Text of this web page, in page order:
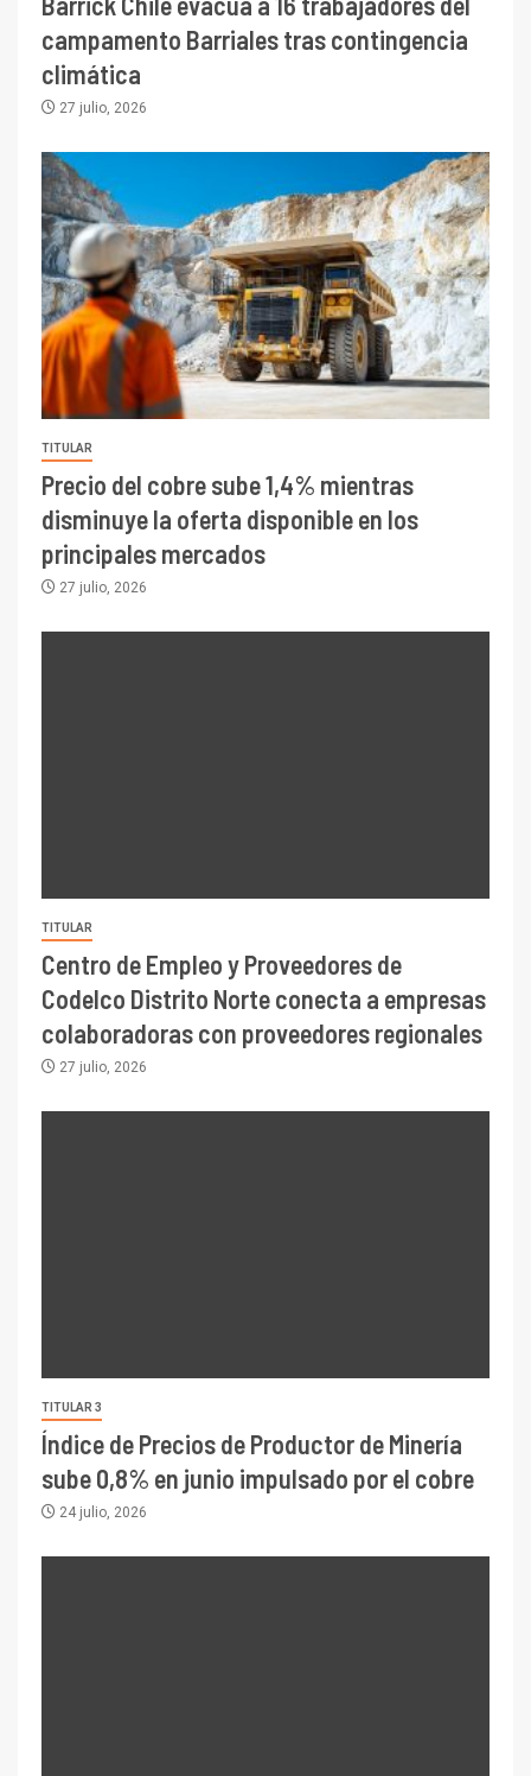
campamento Barriales tras contingencia
climática
27 julio, 2026
TITULAR
Precio del cobre sube 1,4% mientras
disminuye la oferta disponible en los
principales mercados
27 julio, 2026
TITULAR
Centro de Empleo y Proveedores de
Codelco Distrito Norte conecta a empresas
colaboradoras con proveedores regionales
27 julio, 2026
TITULAR 3
Índice de Precios de Productor de Minería
sube 0,8% en junio impulsado por el cobre
24 julio, 2026